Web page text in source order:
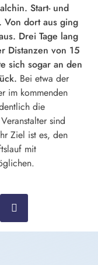
Start- und
Von dort aus ging
Drei Tage lang
Distanzen von 15
sich sogar an den
Bei etwa der
im kommenden
die
sind
Ziel ist es, den
mit